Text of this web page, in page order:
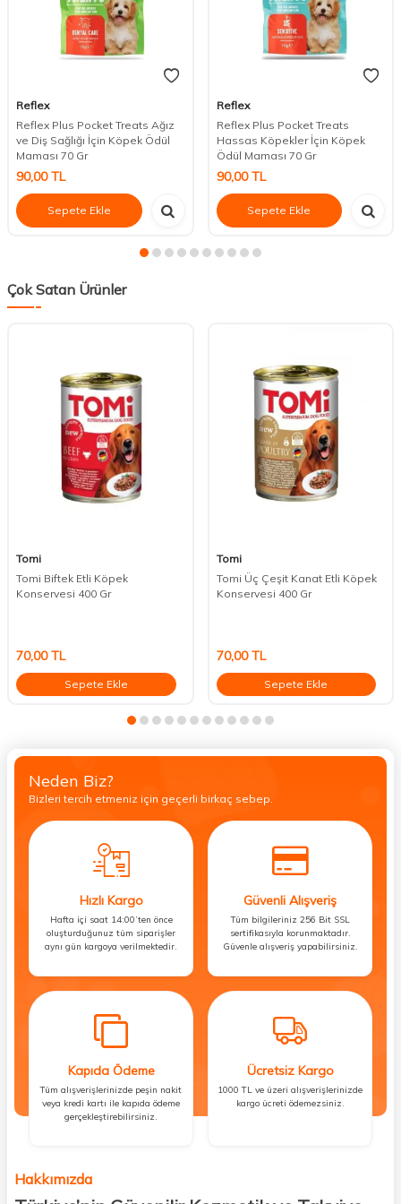
Reflex
Reflex Plus Pocket Treats Ağız
ve Diş Sağlığı İçin Köpek Ödül
Maması 70 Gr
90,00TL
Sepete Ekle
Reflex
Reflex Plus Pocket Treats
Hassas Köpekler İçin Köpek
Ödül Maması 70 Gr
90,00TL
Sepete Ekle
Çok Satan Ürünler
Tomi
Tomi Biftek Etli Köpek
Konservesi 400 Gr
70,00TL
Sepete Ekle
Tomi
Tomi Üç Çeşit Kanat Etli Köpek
Konservesi 400 Gr
70,00TL
Sepete Ekle
Neden Biz?
Bizleri tercih etmeniz için geçerli birkaç sebep.
Hızlı Kargo
Hafta içi saat 14:00’ten önce
oluşturduğunuz tüm siparişler
aynı gün kargoya verilmektedir.
Güvenli Alışveriş
Tüm bilgileriniz 256 Bit SSL
sertifikasıyla korunmaktadır.
Güvenle alışveriş yapabilirsiniz.
Kapıda Ödeme
Tüm alışverişlerinizde peşin nakit
veya kredi kartı ile kapıda ödeme
gerçekleştirebilirsiniz.
Ücretsiz Kargo
1000 TL ve üzeri alışverişlerinizde
kargo ücreti ödemezsiniz.
Hakkımızda